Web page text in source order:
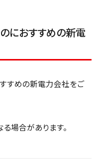
におすすめの新電
すめの新電力会社をご
場合があります。